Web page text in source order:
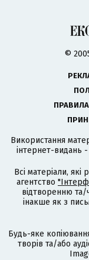
©
Використання
інтернет-видань
Всі матеріали, які
агентство
відтворенню
інакше як з
Будь-яке
творів та/або